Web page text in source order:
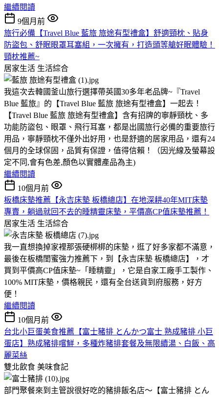
繼續閱讀
9個月前
旅行必備【Travel Blue 藍旅 旅途有型禮盒】舒適頸枕、貼身
防盜包、舒眠眼罩耳塞組，一次擁有，打造頭等艙好眠體驗！
頸枕推薦~
居家生活 生活綜合
我這次去韓國釜山旅行選擇帶英國30多年老品牌~『Travel
Blue 藍旅』的【Travel Blue 藍旅 旅途有型禮盒】一起去！
【Travel Blue 藍旅 旅途有型禮盒】含有招牌的寧靜頸枕、多
功能防盜包、眼罩、飛行耳塞，都是出國旅行必備的重要旅行
用品，寧靜頸枕不僅外出好用，也是舒適的居家用品，還有24
個月的全球保固，品質有保證，值得信賴！（因光線及螢幕設
定不同,會有色差,顏色以實體產品為主)
繼續閱讀
10個月前
板橋床墊推薦【永吉床墊 板橋總店】在地深耕40年MIT床墊
專賣，躺過就回不去的睡精靈床墊，平價高CP值床墊推薦！
居家生活 生活綜合
我一直想換掉家裡那張硬梆梆的床墊，逛了好多家都不滿意，
最後在板橋閨蜜強力推薦下，到【永吉床墊 板橋總店】，才
買到平價高CP值床墊~「睡精靈」，它是自家工廠手工製作、
100% MIT床墊，價格親民，還有全台送貨到府服務，好方
便！
繼續閱讀
10個月前
台北小巨蛋美食推薦【富士豬排 とんかつ富士 熟成豬排 小巨
蛋店】熟成豬排嚐鮮，多種炸豬排套餐及無限續湯、白飯、高
麗菜絲
雙北飲食 美味食記
部門聚餐來到主管說很好吃的豬排飯名店～【富士豬排 とん